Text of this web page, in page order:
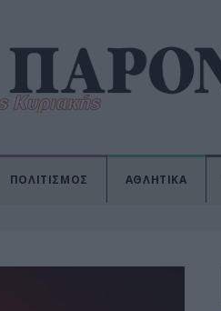
ΠΟΛΙΤΙΣΜΟΣ ΑΘΛΗΤΙΚΑ